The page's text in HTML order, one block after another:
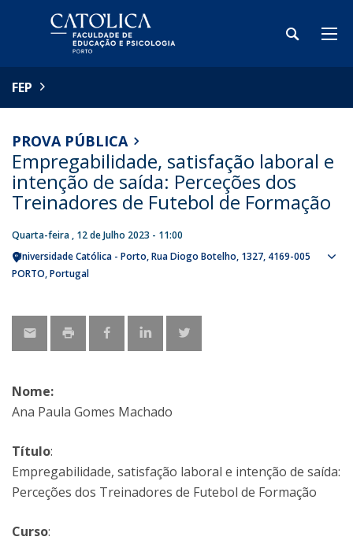
FEP
PROVA PÚBLICA
Empregabilidade, satisfação laboral e
intenção de saída: Perceções dos
Treinadores de Futebol de Formação
Quarta-feira , 12 de Julho 2023 - 11:00
Universidade Católica - Porto Rua Diogo Botelho, 1327 4169-005
PORTO Portugal
Nome:
Ana Paula Gomes Machado
Título:
Empregabilidade, satisfação laboral e intenção de saída:
Perceções dos Treinadores de Futebol de Formação
Curso: